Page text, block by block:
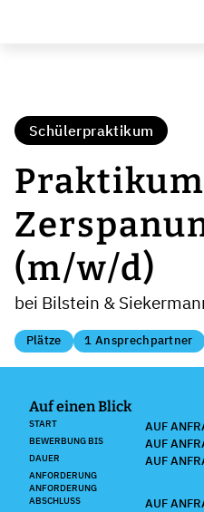
Schülerpraktikum
(m/w/d)
bei Bilstein &
Plätze 1 Ansprechpartner
Auf einen Blick
START AUF
BEWERBUNG BIS AUF
DAUER AUF
ANFORDERUNG
ANFORDERUNG
ABSCHLUSS
AUF